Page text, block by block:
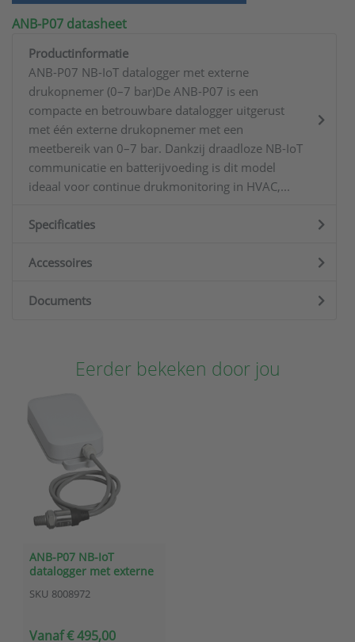
ANB-P07 datasheet
Productinformatie
ANB-P07 NB-IoT datalogger met externe
drukopnemer (0–7 bar)De ANB-P07 is een
compacte en betrouwbare datalogger uitgerust
met één externe drukopnemer met een
meetbereik van 0–7 bar. Dankzij draadloze NB-IoT
communicatie en batterijvoeding is dit model
ideaal voor continue drukmonitoring in HVAC,...
Specificaties
Accessoires
Documents
Eerder bekeken door jou
ANB-P07 NB-IoT
datalogger met externe
SKU 8008972
Vanaf € 495,00